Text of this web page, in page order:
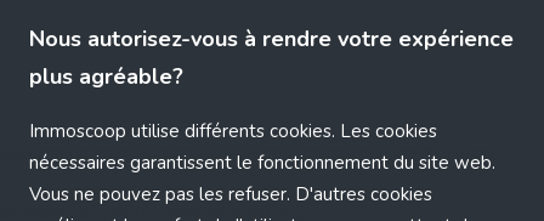
Nous autorisez-vous à rendre votre expérience
plus agréable?
Immoscoop utilise différents cookies. Les cookies
nécessaires garantissent le fonctionnement du site web.
Vous ne pouvez pas les refuser. D'autres cookies
Application error: a client-side exception has occurred (see the
browser console for more information)